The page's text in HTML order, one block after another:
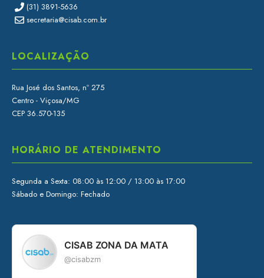
(31) 3891-5636
secretaria@cisab.com.br
LOCALIZAÇÃO
Rua José dos Santos, nº 275
Centro - Viçosa/MG
CEP 36.570-135
HORÁRIO DE ATENDIMENTO
Segunda a Sexta: 08:00 às 12:00 / 13:00 às 17:00
Sábado e Domingo: Fechado
CISAB ZONA DA MATA
@cisabzm